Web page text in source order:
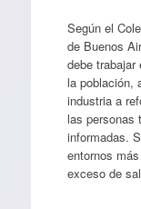
Según el
de Buenos
debe
la población,
industria a
las personas
informadas.
entornos
exceso de